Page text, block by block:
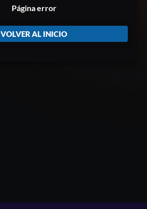
Página error
VOLVER AL INICIO